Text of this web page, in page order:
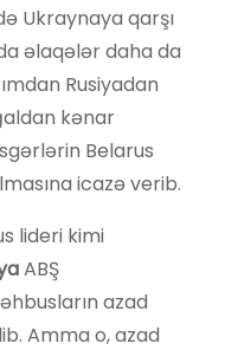
Ukraynaya qarşı
əlaqələr daha da
Rusiyadan
kənar
Belarus
icazə verib.
lideri kimi
ABŞ
azad
Amma o, azad